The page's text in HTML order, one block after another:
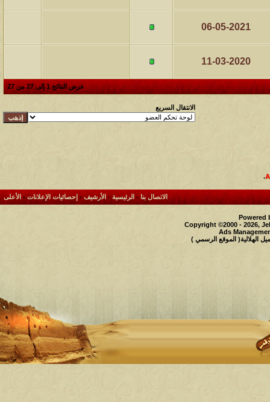
06-05-2021
11-03-2020
عرض النتائج 1 إلى 27 من 27
الانتقال السريع
.
الاتصال بنا- الرئيسية-الأرشيف- إحصائيات الإعلانات- الأعلى
Powered
Copyright ©2000 - 2026,
Ads
الهلالية( الموقع الرسمي )